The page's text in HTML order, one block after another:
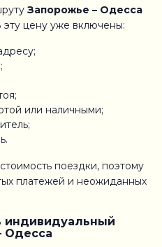
Запорожье – Одесса
эту цену уже включены:
или наличными;
поездки, поэтому
платежей и неожиданных
индивидуальный
Одесса